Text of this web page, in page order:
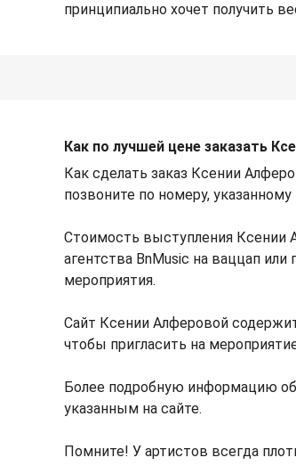
принципиально хочет получить
Как по лучшей цене заказать
Как сделать заказ Ксении
позвоните по номеру,
Стоимость выступления Ксении
агентства BnMusic на ваццап
мероприятия.
Сайт Ксении Алферовой
чтобы пригласить на
Более подробную информацию
указанным на сайте.
Помните! У артистов всегда